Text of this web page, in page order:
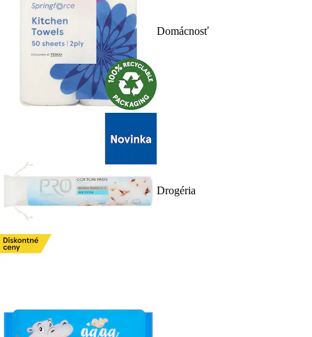
Domácnosť
Drogéria